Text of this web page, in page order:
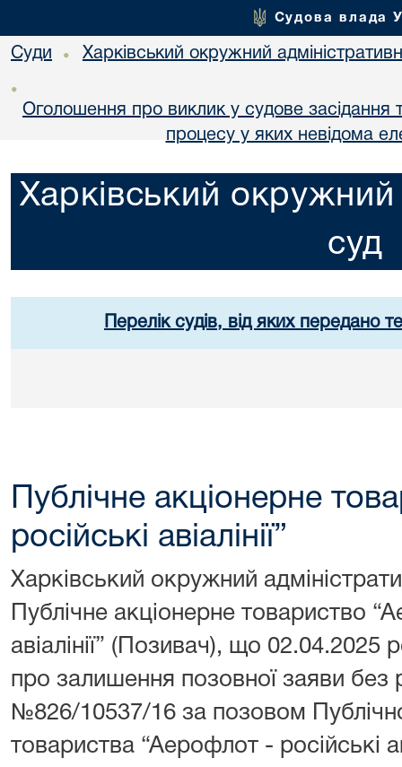
Судова влада
Суди • Харківський окружний
•
Оголошення про виклик у судове засідання
процесу у яких невідома
Харківський окружний
суд
Перелік судів, від яких передано
Публічне акціонерне
російські авіалінії”
Харківський окружний
Публічне акціонерне товариство
авіалінії” (Позивач), що
про залишення позовної заяви без
№826/10537/16 за позовом
товариства “Аерофлот - російські